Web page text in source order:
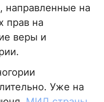
направленные на
прав на
веры и
Уже на